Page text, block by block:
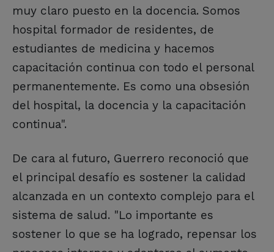
muy claro puesto en la docencia. Somos
hospital formador de residentes, de
estudiantes de medicina y hacemos
capacitación continua con todo el personal
permanentemente. Es como una obsesión
del hospital, la docencia y la capacitación
continua".
De cara al futuro, Guerrero reconoció que
el principal desafío es sostener la calidad
alcanzada en un contexto complejo para el
sistema de salud. "Lo importante es
sostener lo que se ha logrado, repensar los